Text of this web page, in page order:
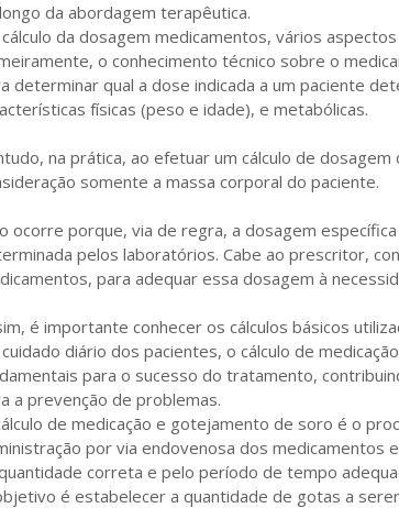
da abordagem terapêutica.
da dosagem medicamentos, vários
o conhecimento técnico sobre o
determinar qual a dose indicada a um paciente
físicas (peso e idade), e metabólicas.
na prática, ao efetuar um cálculo de
somente a massa corporal do paciente.
ocorre porque, via de regra, a dosagem
pelos laboratórios. Cabe ao prescritor,
para adequar essa dosagem à
é importante conhecer os cálculos básicos
diário dos pacientes, o cálculo de
para o sucesso do tratamento,
a prevenção de problemas.
de medicação e gotejamento de soro é o
por via endovenosa dos medicamentos
correta e pelo período de tempo
é estabelecer a quantidade de gotas a